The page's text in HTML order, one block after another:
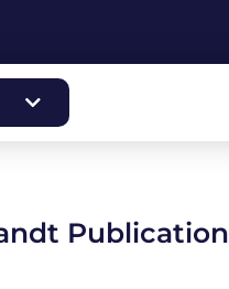
Publication